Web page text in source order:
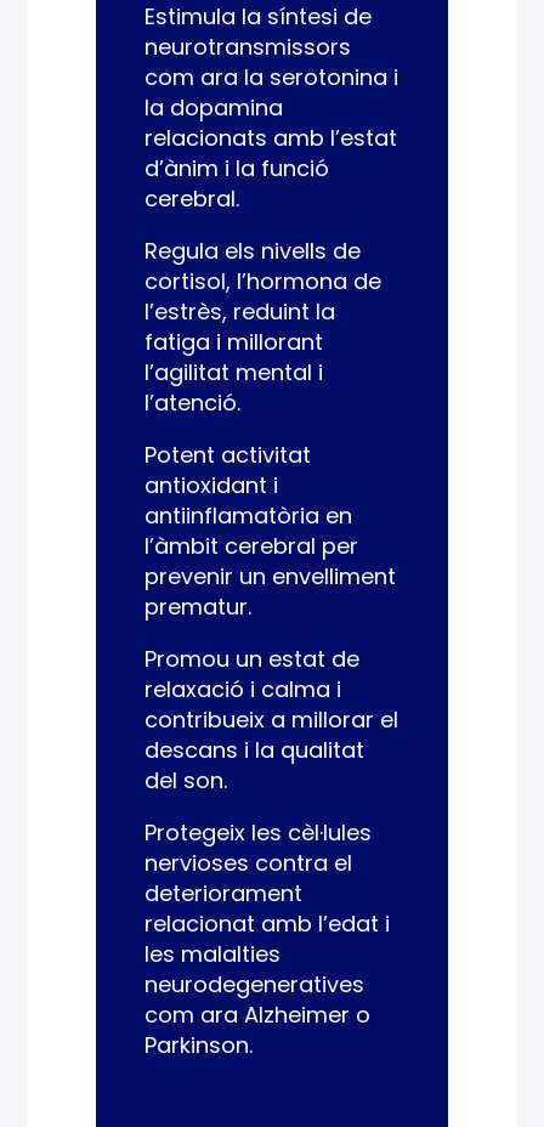
Estimula la síntesi de
neurotransmissors
com ara la serotonina i
la dopamina
relacionats amb l’estat
d’ànim i la funció
cerebral.
Regula els nivells de
cortisol, l’hormona de
l’estrès, reduint la
fatiga i millorant
l’agilitat mental i
l’atenció.
Potent activitat
antioxidant i
antiinflamatòria en
l’àmbit cerebral per
prevenir un envelliment
prematur.
Promou un estat de
relaxació i calma i
contribueix a millorar el
descans i la qualitat
del son.
Protegeix les cèl·lules
nervioses contra el
deteriorament
relacionat amb l’edat i
les malalties
neurodegeneratives
com ara Alzheimer o
Parkinson.